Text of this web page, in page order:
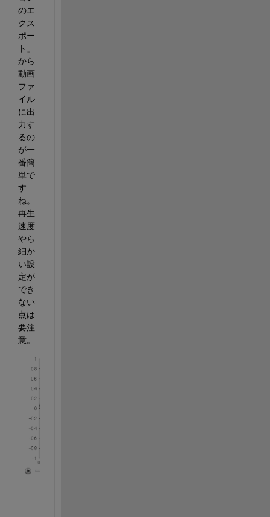
のエ
クス
ポー
ト」
から
動画
ファ
イル
に出
力す
るの
が一
番簡
単で
す
ね。
再生
速度
やら
細か
い設
定が
でき
ない
点は
要注
意。